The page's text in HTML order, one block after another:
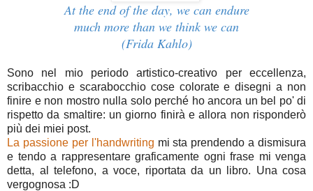
At the end of the day, we can endure
much more than we think we can
(Frida Kahlo)
Sono nel mio periodo artistico-creativo per eccellenza,
scribacchio e scarabocchio cose colorate e disegni a non
finire e non mostro nulla solo perché ho ancora un bel po' di
rispetto da smaltire: un giorno finirà e allora non risponderò
più dei miei post.
La passione per l'handwriting mi sta prendendo a dismisura
e tendo a rappresentare graficamente ogni frase mi venga
detta, al telefono, a voce, riportata da un libro. Una cosa
vergognosa :D